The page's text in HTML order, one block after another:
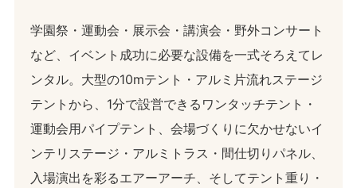
学園祭・運動会・展示会・講演会・野外コンサート
など、イベント成功に必要な設備を一式そろえてレ
ンタル。大型の10mテント・アルミ片流れステージ
テントから、1分で設営できるワンタッチテント・
運動会用パイプテント、会場づくりに欠かせないイ
ンテリステージ・アルミトラス・間仕切りパネル、
入場演出を彩るエアーアーチ、そしてテント重り・